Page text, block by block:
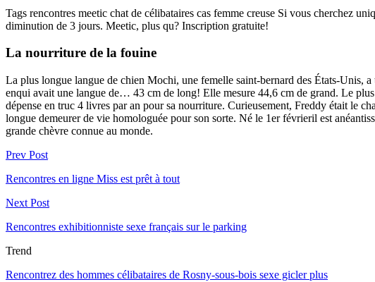
Tags rencontres meetic chat de célibataires cas femme creuse Si vous cherchez
diminution de 3 jours. Meetic, plus qu? Inscription gratuite!
La nourriture de la fouine
La plus longue langue de chien Mochi, une femelle saint-bernard des États-Unis,
enqui avait une langue de… 43 cm de long! Elle mesure 44,6 cm de grand. Le
dépense en truc 4 livres par an pour sa nourriture. Curieusement, Freddy était le
longue demeurer de vie homologuée pour son sorte. Né le 1er févrieril est
grande chèvre connue au monde.
Prev Post
Rencontres en ligne Miss est prêt à tout
Next Post
Rencontres exhibitionniste sexe français sur le parking
Trend
Rencontrez des hommes célibataires de Rosny-sous-bois sexe gicler plus